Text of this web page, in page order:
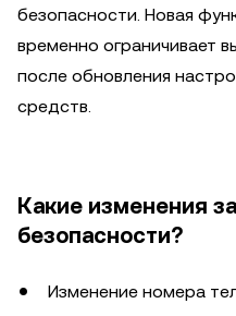
безопасности. Новая
временно ограничивает
после обновления
средств.
Какие изменения
безопасности?
Изменение номера